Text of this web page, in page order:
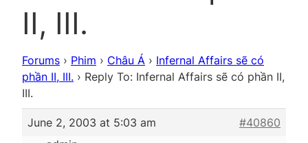
II, III.
Forums › Phim › Châu Á › Infernal Affairs sẽ có
phần II, III. › Reply To: Infernal Affairs sẽ có phần II,
III.
June 2, 2003 at 5:03 am
#40860